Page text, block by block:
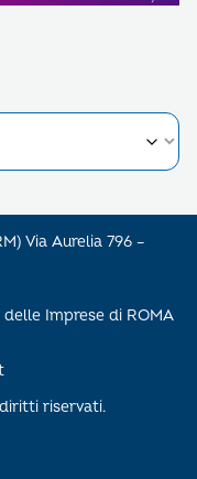
Via Aurelia 796 –
delle Imprese di ROMA
riservati.